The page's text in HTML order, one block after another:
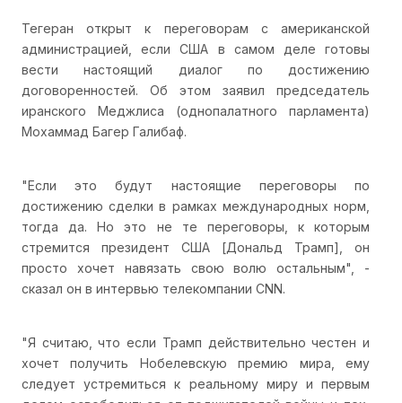
Тегеран открыт к переговорам с американской
администрацией, если США в самом деле готовы
вести настоящий диалог по достижению
договоренностей. Об этом заявил председатель
иранского Меджлиса (однопалатного парламента)
Мохаммад Багер Галибаф.
"Если это будут настоящие переговоры по
достижению сделки в рамках международных норм,
тогда да. Но это не те переговоры, к которым
стремится президент США [Дональд Трамп], он
просто хочет навязать свою волю остальным", -
сказал он в интервью телекомпании CNN.
"Я считаю, что если Трамп действительно честен и
хочет получить Нобелевскую премию мира, ему
следует устремиться к реальному миру и первым